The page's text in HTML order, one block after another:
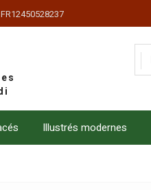
Illustrés modernes